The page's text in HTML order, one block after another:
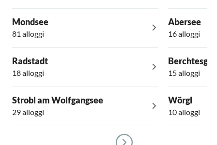
Mondsee
81 alloggi
Radstadt
18 alloggi
Strobl am Wolfgangsee
29 alloggi
Abersee
16 alloggi
15 alloggi
Wörgl
10 alloggi